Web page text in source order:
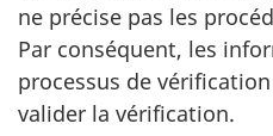
ne précise pas les
Par conséquent, les
processus de
valider la vérification.